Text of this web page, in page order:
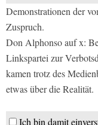
Demonstrationen der
Zuspruch.
Don Alphonso auf x:
Linkspartei zur
kamen trotz des
etwas über die Realität.
Ich bin damit